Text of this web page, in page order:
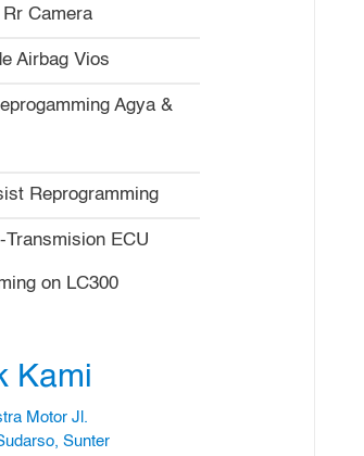
Camera
Airbag Vios
Agya &
Reprogramming
Transmision ECU
on LC300
Kami
Motor Jl.
Sunter